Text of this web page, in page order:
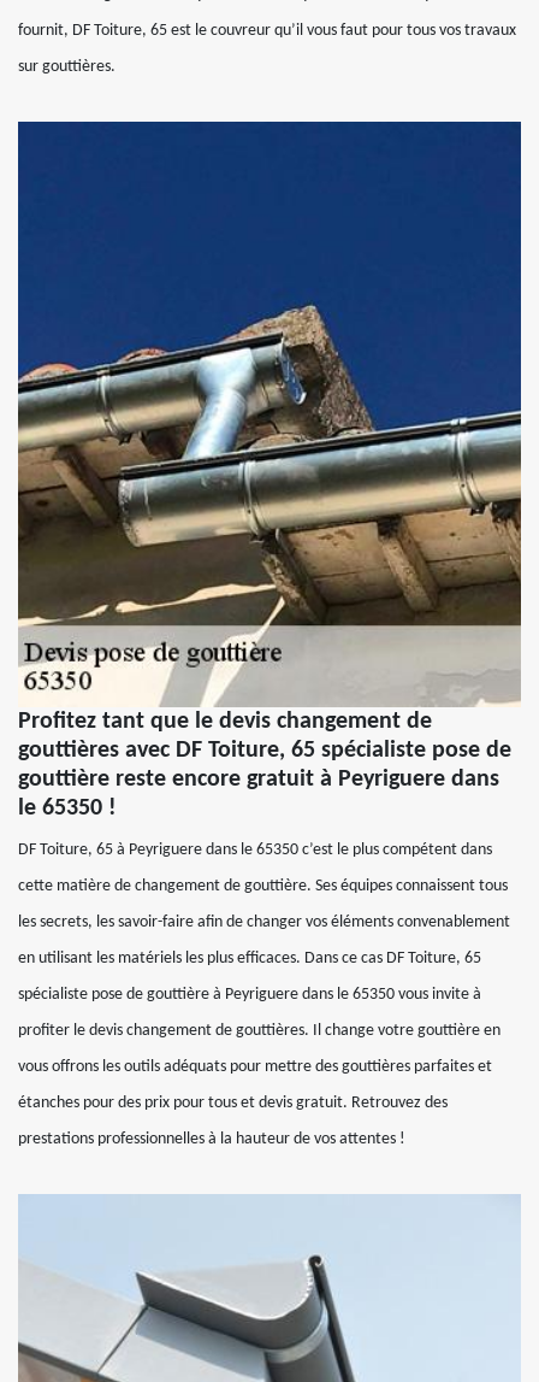
fournit, DF Toiture, 65 est le couvreur qu’il vous faut pour tous vos travaux
sur gouttières.
Profitez tant que le devis changement de
gouttières avec DF Toiture, 65 spécialiste pose de
gouttière reste encore gratuit à Peyriguere dans
le 65350 !
DF Toiture, 65 à Peyriguere dans le 65350 c’est le plus compétent dans
cette matière de changement de gouttière. Ses équipes connaissent tous
les secrets, les savoir-faire afin de changer vos éléments convenablement
en utilisant les matériels les plus efficaces. Dans ce cas DF Toiture, 65
spécialiste pose de gouttière à Peyriguere dans le 65350 vous invite à
profiter le devis changement de gouttières. Il change votre gouttière en
vous offrons les outils adéquats pour mettre des gouttières parfaites et
étanches pour des prix pour tous et devis gratuit. Retrouvez des
prestations professionnelles à la hauteur de vos attentes !